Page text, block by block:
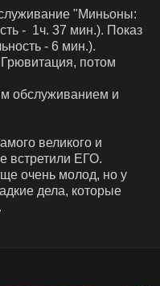
"Миньоны:
-  1ч. 37 мин.). Показ
- 6 мин.).
потом
обслуживанием и
великого и
встретили ЕГО.
очень молод, но у
дела, которые